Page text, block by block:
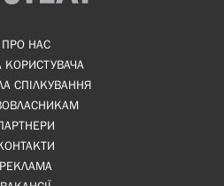
ПРО НАС
КОРИСТУВАЧА
СПІЛКУВАННЯ
РЕКЛАМА